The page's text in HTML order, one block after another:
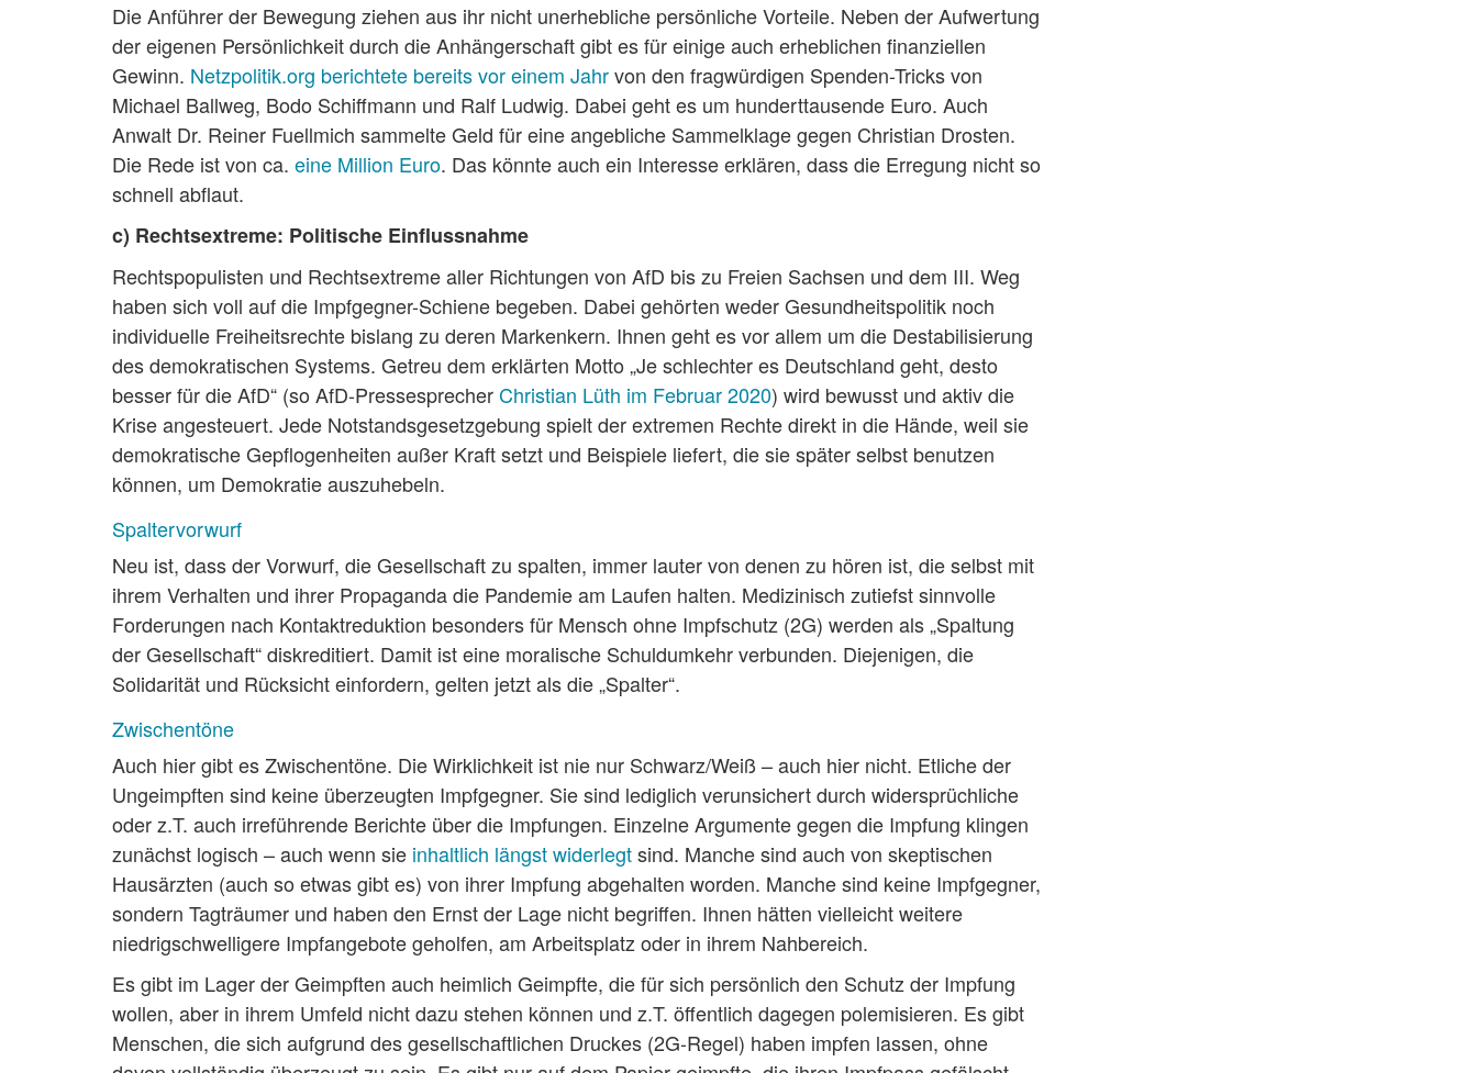
Die Anführer der Bewegung ziehen aus ihr nicht unerhebliche persönliche Vorteile. Neben der Aufwertung
der eigenen Persönlichkeit durch die Anhängerschaft gibt es für einige auch erheblichen finanziellen
Gewinn. Netzpolitik.org berichtete bereits vor einem Jahrvon den fragwürdigen Spenden-Tricks von
Michael Ballweg, Bodo Schiffmann und Ralf Ludwig. Dabei geht es um hunderttausende Euro. Auch
Anwalt Dr. Reiner Fuellmich sammelte Geld für eine angebliche Sammelklage gegen Christian Drosten.
Die Rede ist von ca. eine Million Euro. Das könnte auch ein Interesse erklären, dass die Erregung nicht so
schnell abflaut.
c) Rechtsextreme: Politische Einflussnahme
Rechtspopulisten und Rechtsextreme aller Richtungen von AfD bis zu Freien Sachsen und dem III. Weg
haben sich voll auf die Impfgegner-Schiene begeben. Dabei gehörten weder Gesundheitspolitik noch
individuelle Freiheitsrechte bislang zu deren Markenkern. Ihnen geht es vor allem um die Destabilisierung
des demokratischen Systems. Getreu dem erklärten Motto „Je schlechter es Deutschland geht, desto
besser für die AfD“ (so AfD-PressesprecherChristian Lüth im Februar 2020) wird bewusst und aktiv die
Krise angesteuert. Jede Notstandsgesetzgebung spielt der extremen Rechte direkt in die Hände, weil sie
demokratische Gepflogenheiten außer Kraft setzt und Beispiele liefert, die sie später selbst benutzen
können, um Demokratie auszuhebeln.
Spaltervorwurf
Neu ist, dass der Vorwurf, die Gesellschaft zu spalten, immer lauter von denen zu hören ist, die selbst mit
ihrem Verhalten und ihrer Propaganda die Pandemie am Laufen halten. Medizinisch zutiefst sinnvolle
Forderungen nach Kontaktreduktion besonders für Mensch ohne Impfschutz (2G) werden als „Spaltung
der Gesellschaft“ diskreditiert. Damit ist eine moralische Schuldumkehr verbunden. Diejenigen, die
Solidarität und Rücksicht einfordern, gelten jetzt als die „Spalter“.
Zwischentöne
Auch hier gibt es Zwischentöne. Die Wirklichkeit ist nie nur Schwarz/Weiß – auch hier nicht. Etliche der
Ungeimpften sind keine überzeugten Impfgegner. Sie sind lediglich verunsichert durch widersprüchliche
oder z.T. auch irreführende Berichte über die Impfungen. Einzelne Argumente gegen die Impfung klingen
zunächst logisch – auch wenn sie inhaltlich längst widerlegtsind. Manche sind auch von skeptischen
Hausärzten (auch so etwas gibt es) von ihrer Impfung abgehalten worden. Manche sind keine Impfgegner,
sondern Tagträumer und haben den Ernst der Lage nicht begriffen. Ihnen hätten vielleicht weitere
niedrigschwelligere Impfangebote geholfen, am Arbeitsplatz oder in ihrem Nahbereich.
Es gibt im Lager der Geimpften auch heimlich Geimpfte, die für sich persönlich den Schutz der Impfung
wollen, aber in ihrem Umfeld nicht dazu stehen können und z.T. öffentlich dagegen polemisieren. Es gibt
Menschen, die sich aufgrund des gesellschaftlichen Druckes (2G-Regel) haben impfen lassen, ohne